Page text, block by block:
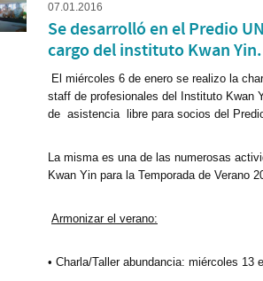
07.01.2016
Se desarrolló en el Predio
cargo del instituto Kwan Yin.
El miércoles 6 de enero se realizo la
staff de profesionales del Instituto Kwan
de asistencia libre para socios del
La misma es una de las numerosas
Kwan Yin para la Temporada de Verano
Armonizar el verano:
• Charla/Taller abundancia: miércoles 13